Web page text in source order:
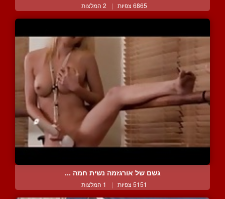
6865 צפיות | 2 המלצות
גשם של אורגזמה נשית חמה ...
5151 צפיות | 1 המלצות